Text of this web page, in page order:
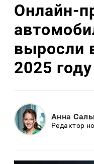
Онлайн-
выросли
2025 году
Анна
Редактор